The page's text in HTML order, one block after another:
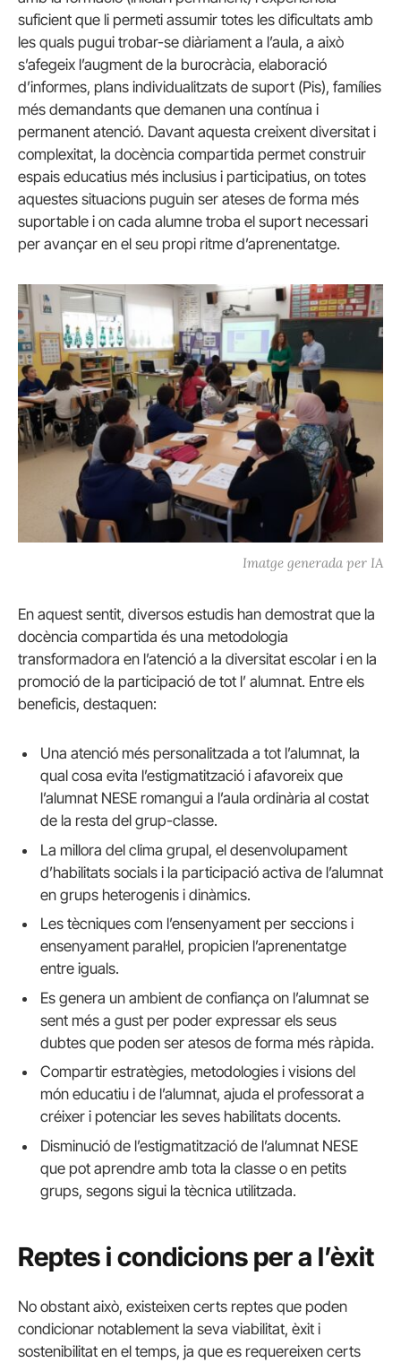
suficient que li permeti assumir totes les dificultats amb
les quals pugui trobar-se diàriament a l’aula, a això
s’afegeix l’augment de la burocràcia, elaboració
d’informes, plans individualitzats de suport (Pis), famílies
més demandants que demanen una contínua i
permanent atenció. Davant aquesta creixent diversitat i
complexitat, la docència compartida permet construir
espais educatius més inclusius i participatius, on totes
aquestes situacions puguin ser ateses de forma més
suportable i on cada alumne troba el suport necessari
per avançar en el seu propi ritme d’aprenentatge.
Imatge generada per IA
En aquest sentit, diversos estudis han demostrat que la
docència compartida és una metodologia
transformadora en l’atenció a la diversitat escolar i en la
promoció de la participació de tot l’ alumnat. Entre els
beneficis, destaquen:
Una atenció més personalitzada a tot l’alumnat, la
qual cosa evita l’estigmatització i afavoreix que
l’alumnat NESE romangui a l’aula ordinària al costat
de la resta del grup-classe.
La millora del clima grupal, el desenvolupament
d’habilitats socials i la participació activa de l’alumnat
en grups heterogenis i dinàmics.
Les tècniques com l’ensenyament per seccions i
ensenyament paral·lel, propicien l’aprenentatge
entre iguals.
Es genera un ambient de confiança on l’alumnat se
sent més a gust per poder expressar els seus
dubtes que poden ser atesos de forma més ràpida.
Compartir estratègies, metodologies i visions del
món educatiu i de l’alumnat, ajuda el professorat a
créixer i potenciar les seves habilitats docents.
Disminució de l’estigmatització de l’alumnat NESE
que pot aprendre amb tota la classe o en petits
grups, segons sigui la tècnica utilitzada.
Reptes i condicions per a l’èxit
No obstant això, existeixen certs reptes que poden
condicionar notablement la seva viabilitat, èxit i
sostenibilitat en el temps, ja que es requereixen certs